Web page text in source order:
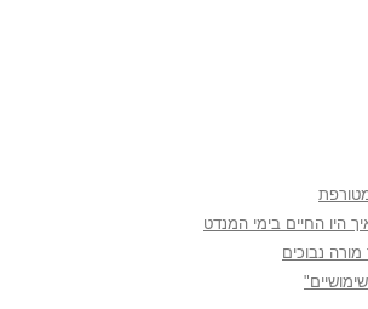
היו החיים בימי המנדט
מורה נבוכים